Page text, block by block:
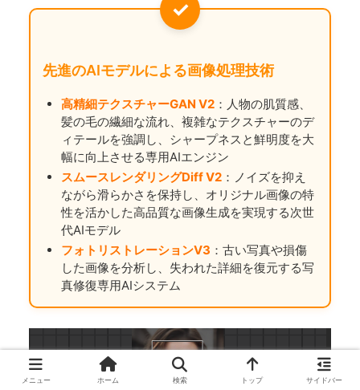
✓
先進のAIモデルによる画像処理技術
高精細テクスチャーGAN V2 ：人物の肌質感、
髪の毛の繊細な流れ、複雑なテクスチャーのデ
ィテールを強調し、シャープネスと鮮明度を大
幅に向上させる専用AIエンジン
スムースレンダリングDiff V2 ：ノイズを抑え
ながら滑らかさを保持し、オリジナル画像の特
性を活かした高品質な画像生成を実現する次世
代AIモデル
フォトリストレーションV3 ：古い写真や損傷
した画像を分析し、失われた詳細を復元する写
真修復専用AIシステム
メニュー ホーム 検索 トップ サイドバー